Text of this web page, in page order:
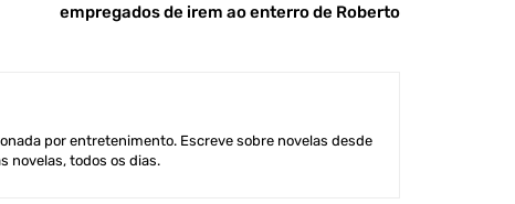
empregados de irem ao enterro de Roberto
por entretenimento. Escreve sobre novelas desde
novelas, todos os dias.